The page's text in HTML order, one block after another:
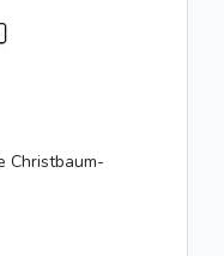
Christbaum-